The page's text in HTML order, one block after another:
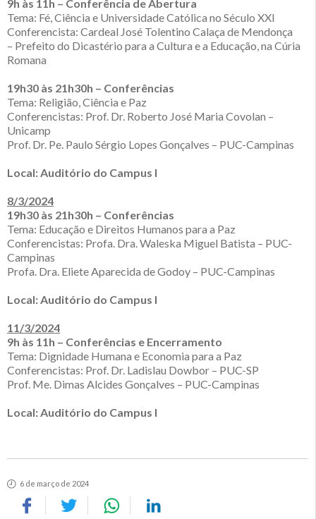
9h às 11h – Conferência de Abertura
Tema: Fé, Ciência e Universidade Católica no Século XXI
Conferencista: Cardeal José Tolentino Calaça de Mendonça
– Prefeito do Dicastério para a Cultura e a Educação, na Cúria
Romana
19h30 às 21h30h – Conferências
Tema: Religião, Ciência e Paz
Conferencistas: Prof. Dr. Roberto José Maria Covolan –
Unicamp
Prof. Dr. Pe. Paulo Sérgio Lopes Gonçalves – PUC-Campinas
Local: Auditório do Campus I
8/3/2024
19h30 às 21h30h – Conferências
Tema: Educação e Direitos Humanos para a Paz
Conferencistas: Profa. Dra. Waleska Miguel Batista – PUC-
Campinas
Profa. Dra. Eliete Aparecida de Godoy – PUC-Campinas
Local: Auditório do Campus I
11/3/2024
9h às 11h – Conferências e Encerramento
Tema: Dignidade Humana e Economia para a Paz
Conferencistas: Prof. Dr. Ladislau Dowbor – PUC-SP
Prof. Me. Dimas Alcides Gonçalves – PUC-Campinas
Local: Auditório do Campus I
6 de março de 2024